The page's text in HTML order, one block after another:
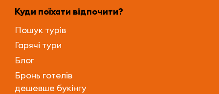
Куди поїхати відпочити?
Пошук турів
Гарячі тури
Блог
Бронь готелів
дешевше букінгу